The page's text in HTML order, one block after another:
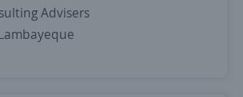
Advisers